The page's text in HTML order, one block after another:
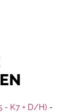
- K7 + D/H) -